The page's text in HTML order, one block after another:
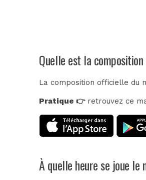
Quelle est la
La composition officielle du
Pratique 👉retrouvez ce
À quelle heure se joue